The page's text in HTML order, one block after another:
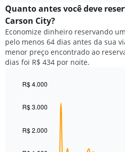
O
gráfico
tem
1
eixo
Y
exibindo
preço
de
quarto
exibe
preço
médio
de
um
quarto
cada
da
semana
gráfico
Quanto antes você deve
Carson City?
Economize dinheiro reservando
pelo menos 64 dias antes da sua
menor preço encontrado ao
dias foi R$ 434 por noite.
chart
with
data
points.
R$ 2.000
R$ 3.000
R$ 4.000